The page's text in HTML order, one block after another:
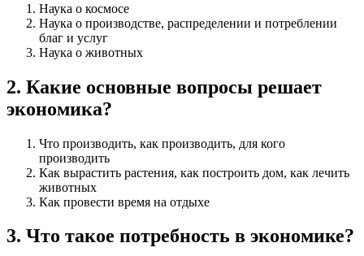
Наука о космосе
Наука о производстве, распределении и потреблении
благ и услуг
Наука о животных
2. Какие основные вопросы решает
экономика?
Что производить, как производить, для кого
производить
Как вырастить растения, как построить дом, как лечить
животных
Как провести время на отдыхе
3. Что такое потребность в экономике?